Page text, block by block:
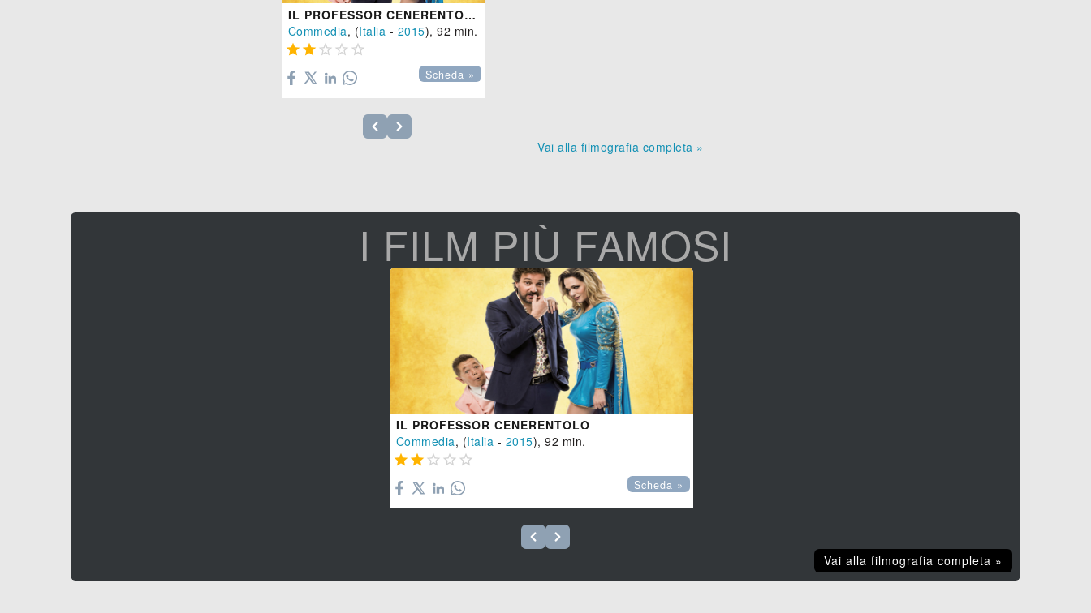
IL PROFESSOR CENERENTOLO
Commedia, (Italia - 2015), 92 min.
    
Scheda »
Vai alla filmografia completa »
I FILM PIÙ FAMOSI
IL PROFESSOR CENERENTOLO
Commedia, (Italia - 2015), 92 min.
    
Scheda »
Vai alla filmografia completa »